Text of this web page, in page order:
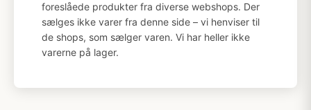
foreslåede produkter fra diverse webshops. Der
sælges ikke varer fra denne side – vi henviser til
de shops, som sælger varen. Vi har heller ikke
varerne på lager.